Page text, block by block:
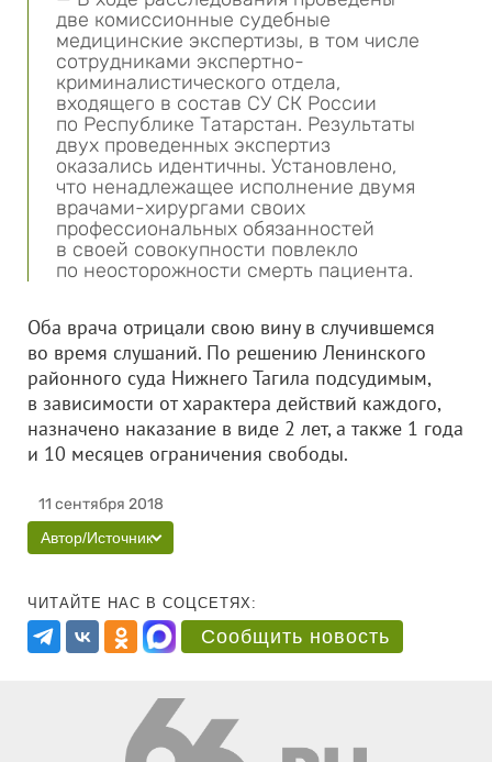
две комиссионные судебные
медицинские экспертизы, в том числе
сотрудниками экспертно-
криминалистического отдела,
входящего в состав СУ СК России
по Республике Татарстан. Результаты
двух проведенных экспертиз
оказались идентичны. Установлено,
что ненадлежащее исполнение двумя
врачами-хирургами своих
профессиональных обязанностей
в своей совокупности повлекло
по неосторожности смерть пациента.
Оба врача отрицали свою вину в случившемся
во время слушаний. По решению Ленинского
районного суда Нижнего Тагила подсудимым,
в зависимости от характера действий каждого,
назначено наказание в виде 2 лет, а также 1 года
и 10 месяцев ограничения свободы.
11 сентября 2018
Автор/Источник
ЧИТАЙТЕ НАС В СОЦСЕТЯХ:
Сообщить новость